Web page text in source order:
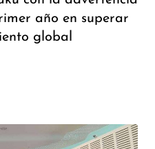
año en superar
global